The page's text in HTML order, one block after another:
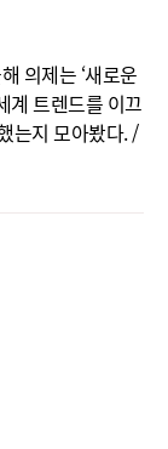
의제는 ‘새로운
트렌드를 이끄
는지 모아봤다. /